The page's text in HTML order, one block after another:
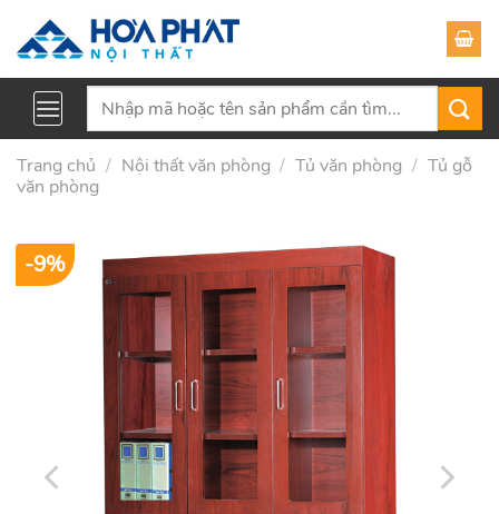
Tìm
Trang chủ / Nội thất văn phòng / Tủ văn phòng / Tủ gỗ
văn phòng
-9%